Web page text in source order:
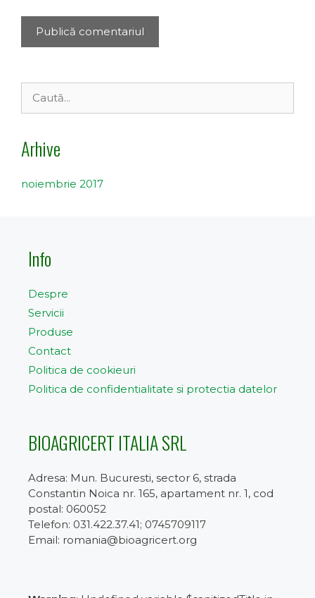
după:
Arhive
noiembrie 2017
Info
Despre
Servicii
Produse
Contact
Politica de cookieuri
Politica de confidentialitate si protectia datelor
BIOAGRICERT ITALIA SRL
Adresa: Mun. Bucuresti, sector 6, strada
Constantin Noica nr. 165, apartament nr. 1, cod
postal: 060052
Telefon: 031.422.37.41; 0745709117
Email: romania@bioagricert.org